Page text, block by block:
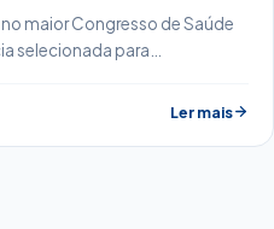
maior Congresso de Saúde
selecionada para…
Ler mais